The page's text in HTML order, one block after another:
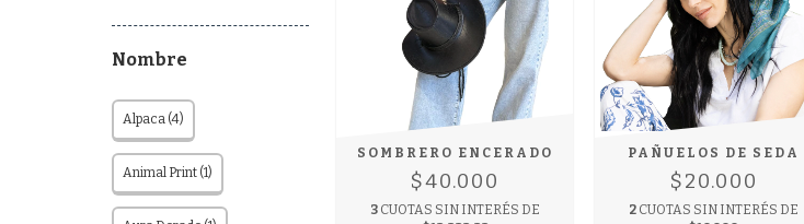
Nombre
Alpaca (4)
Animal Print (1)
SOMBRERO ENCERADO
$40.000
3 CUOTAS SIN INTERÉS DE
PAÑUELOS DE SEDA
$20.000
2 CUOTAS SIN INTERÉS DE